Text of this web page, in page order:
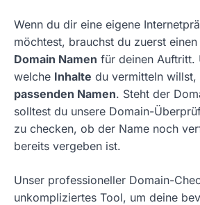
Wenn du dir eine eigene
möchtest, brauchst du zuerst einen
Domain Namen für deinen Auftritt.
welche Inhalte du vermitteln willst,
passenden Namen. Steht der
solltest du unsere Domain-
zu checken, ob der Name noch
bereits vergeben ist.
Unser professioneller Domain-
unkompliziertes Tool, um deine